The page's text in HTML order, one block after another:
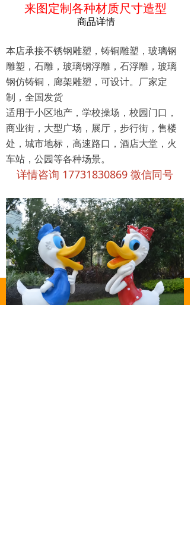
商品详情
本店承接不锈钢雕塑，铸铜雕塑，玻璃钢
雕塑，石雕，玻璃钢浮雕，石浮雕，玻璃
钢仿铸铜，廊架雕塑，可设计。厂家定
制，全国发货
适用于小区地产，学校操场，校园门口，
商业街，大型广场，展厅，步行街，售楼
处，城市地标，高速路口，酒店大堂，火
车站，公园等各种场景。
详情咨询 17731830869 微信同号
来图定制各种材质尺寸造型
낀
首页
뀵
产品
ꂅ
电话
넙
我的